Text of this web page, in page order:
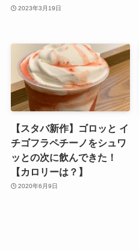
2023年3月19日
【スタバ新作】ゴロッと イ
チゴフラペチーノをシュワ
ッとの次に飲んできた！
【カロリーは？】
2020年6月9日